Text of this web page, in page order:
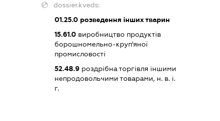
dossier.kveds:
01.25.0 розведення інших тварин
15.61.0 виробництво продуктів
борошномельно-круп'яної
промисловості
52.48.9 роздрібна торгівля іншими
непродовольчими товарами, н. в. і.
г.